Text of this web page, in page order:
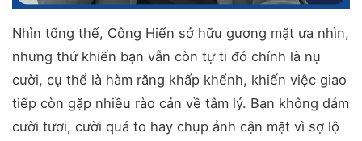
Nhìn tổng thể, Công Hiển sở hữu gương mặt ưa nhìn,
nhưng thứ khiến bạn vẫn còn tự ti đó chính là nụ
cười, cụ thể là hàm răng khấp khểnh, khiến việc giao
tiếp còn gặp nhiều rào cản về tâm lý. Bạn không dám
cười tươi, cười quá to hay chụp ảnh cận mặt vì sợ lộ